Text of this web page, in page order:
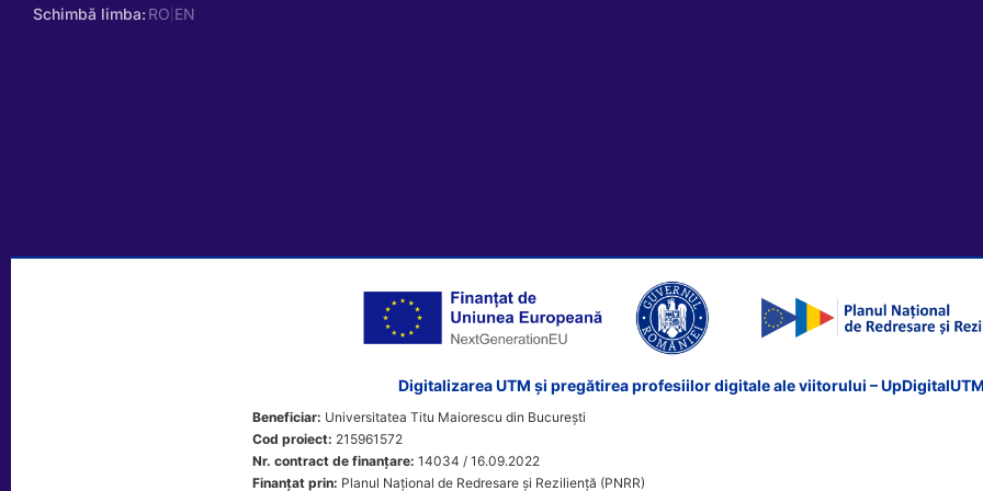
Schimbă limba: RO EN
Digitalizarea UTM și pregătirea profesiilor digitale ale viitorului –
Beneficiar: Universitatea Titu Maiorescu din București
Cod proiect: 215961572
Nr. contract de finanțare: 14034 / 16.09.2022
Finanțat prin: Planul Național de Redresare și Reziliență (PNRR)